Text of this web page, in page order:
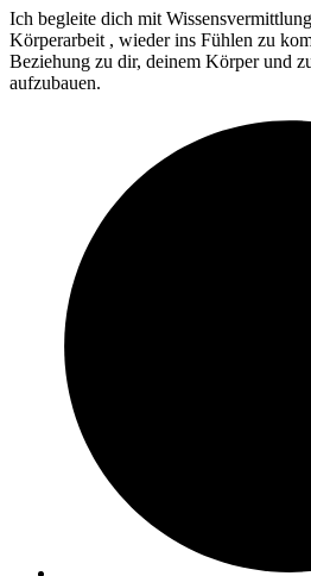
Ich begleite dich mit
Körperarbeit , wieder ins Fühlen zu
Beziehung zu dir, deinem Körper und
aufzubauen.